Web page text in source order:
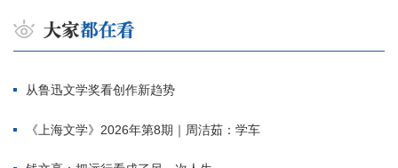
从鲁迅文学奖看创作新趋势
《上海文学》2026年第8期｜周洁茹：学车